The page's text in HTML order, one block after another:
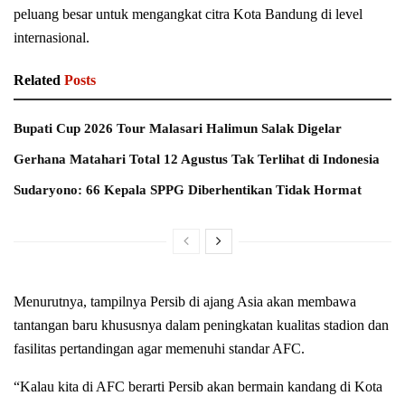
peluang besar untuk mengangkat citra Kota Bandung di level
internasional.
Related Posts
Bupati Cup 2026 Tour Malasari Halimun Salak Digelar
Gerhana Matahari Total 12 Agustus Tak Terlihat di Indonesia
Sudaryono: 66 Kepala SPPG Diberhentikan Tidak Hormat
Menurutnya, tampilnya Persib di ajang Asia akan membawa
tantangan baru khususnya dalam peningkatan kualitas stadion dan
fasilitas pertandingan agar memenuhi standar AFC.
“Kalau kita di AFC berarti Persib akan bermain kandang di Kota